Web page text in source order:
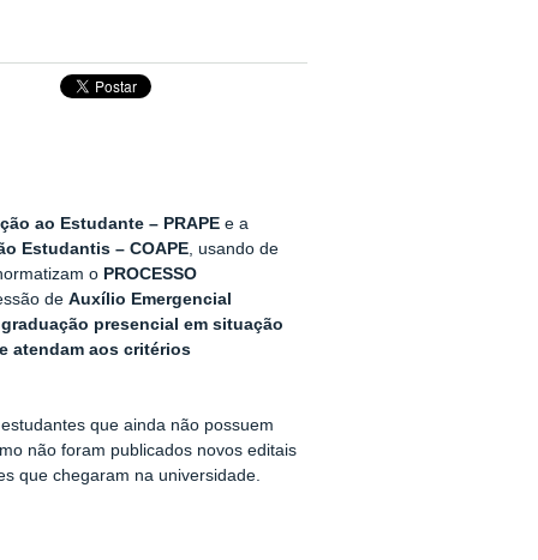
ao Estudante – PRAPEe a
Estudantis – COAPE, usando de
o PROCESSO
de Auxílio Emergencial
presencial em situação
atendam aos critérios
que ainda não possuem
não foram publicados novos editais
que chegaram na universidade.